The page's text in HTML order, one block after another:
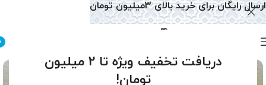
دریافت تخفیف ویژه تا 2 میلیون
تومان!
ارسال رایگان برای خرید بالای 3میلیون تومان